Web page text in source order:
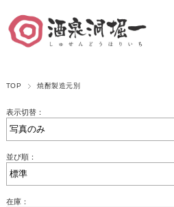
名古屋市西区の「造り手の想いを伝
TOP 焼酎製造元別
表示切替：
並び順：
在庫：